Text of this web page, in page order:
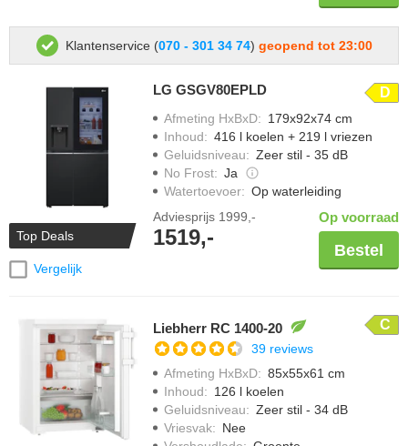
Klantenservice (070 - 301 34 74) geopend tot 23:00
Top Deals
Vergelijk
LG GSGV80EPLD D
Afmeting HxBxD: 179x92x74 cm
Inhoud: 416 l koelen + 219 l vriezen
Geluidsniveau: Zeer stil - 35 dB
No Frost: Ja
Watertoevoer: Op waterleiding
Adviesprijs 1999,-
1519,-
Op voorraad
Bestel
Liebherr RC 1400-20 C
39 reviews
Afmeting HxBxD: 85x55x61 cm
Inhoud: 126 l koelen
Geluidsniveau: Zeer stil - 34 dB
Vriesvak: Nee